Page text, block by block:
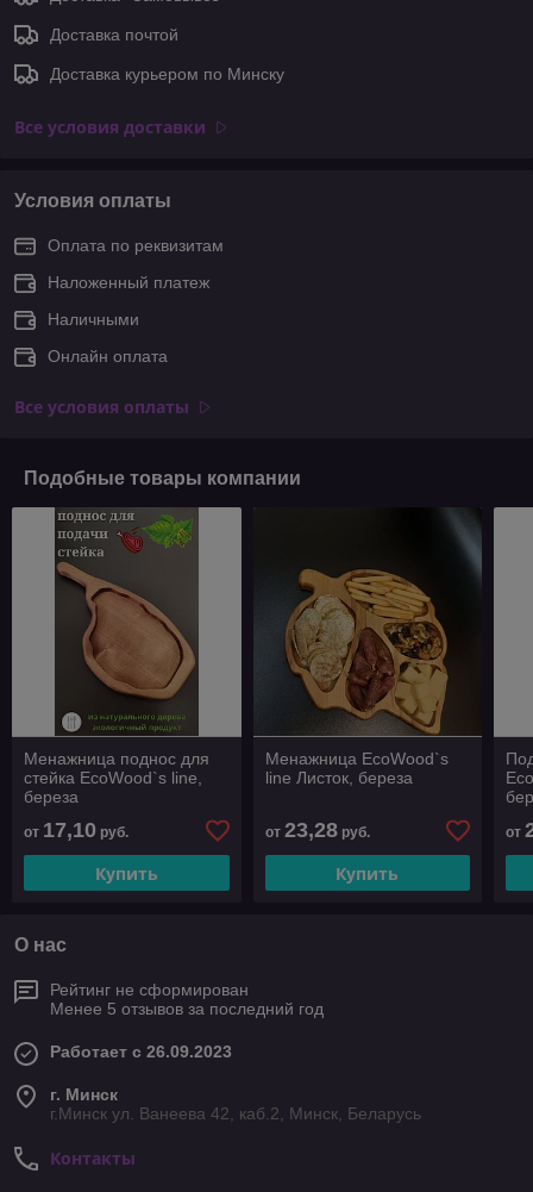
Доставка почтой
Доставка курьером по Минску
Все условия доставки
Условия оплаты
Оплата по реквизитам
Наложенный платеж
Наличными
Онлайн оплата
Все условия оплаты
Подобные товары компании
Менажница поднос для
стейка EcoWood`s line,
береза
от 17,10 руб.
Купить
Менажница EcoWood`s
line Листок, береза
от 23,28руб.
Купить
от
О нас
Рейтинг не сформирован
Менее 5 отзывов за последний год
Работает с 26.09.2023
г. Минск
г.Минск ул. Ванеева 42, каб.2, Минск, Беларусь
Контакты